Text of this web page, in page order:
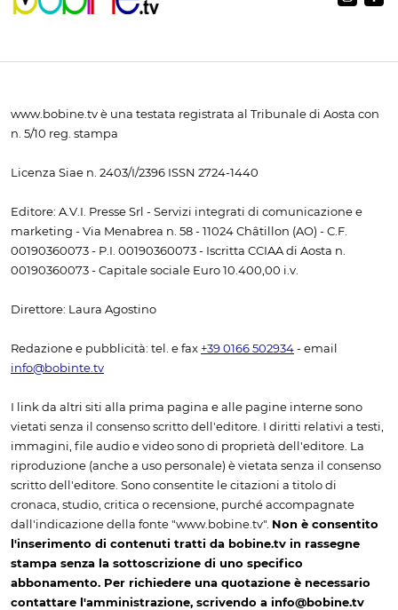
www.bobine.tv è una testata registrata al Tribunale di Aosta con
n. 5/10 reg. stampa
Licenza Siae n. 2403/I/2396 ISSN 2724-1440
Editore: A.V.I. Presse Srl - Servizi integrati di comunicazione e
marketing - Via Menabrea n. 58 - 11024 Châtillon (AO) - C.F.
00190360073 - P.I. 00190360073 - Iscritta CCIAA di Aosta n.
00190360073 - Capitale sociale Euro 10.400,00 i.v.
Direttore: Laura Agostino
Redazione e pubblicità: tel. e fax +39 0166 502934 - email
info@bobinte.tv
I link da altri siti alla prima pagina e alle pagine interne sono
vietati senza il consenso scritto dell'editore. I diritti relativi a testi,
immagini, file audio e video sono di proprietà dell'editore. La
riproduzione (anche a uso personale) è vietata senza il consenso
scritto dell'editore. Sono consentite le citazioni a titolo di
cronaca, studio, critica o recensione, purché accompagnate
dall'indicazione della fonte "www.bobine.tv". Non è consentito
l'inserimento di contenuti tratti da bobine.tv in rassegne
stampa senza la sottoscrizione di uno specifico
abbonamento. Per richiedere una quotazione è necessario
contattare l'amministrazione, scrivendo a info@bobine.tv